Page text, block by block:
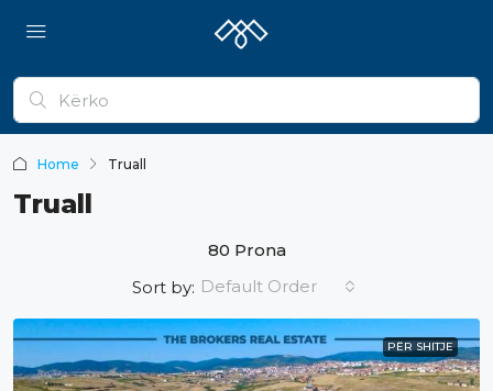
Home Truall
Truall
80 Prona
Sort by: Default Order
PËR SHITJE